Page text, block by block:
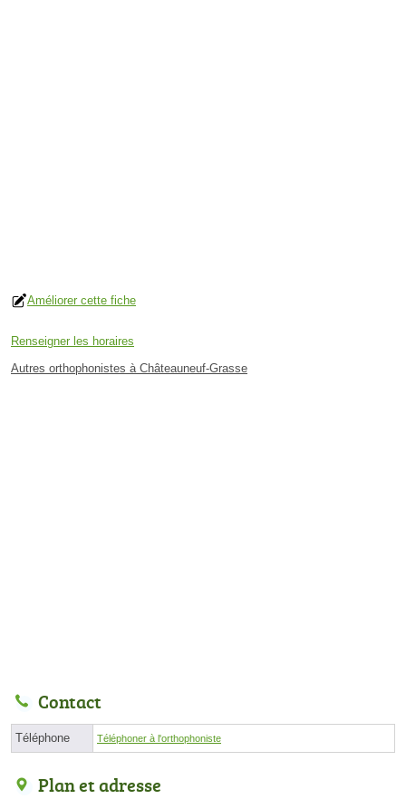
Améliorer cette fiche
Renseigner les horaires
Autres orthophonistes à Châteauneuf-Grasse
Contact
Téléphone Téléphoner à l'orthophoniste
Plan et adresse